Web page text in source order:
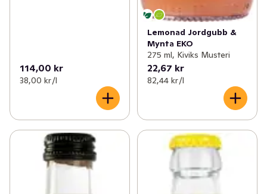
114,00 kr
38,00 kr /l
Lemonad Jordgubb &
Mynta EKO
275 ml, Kiviks Musteri
22,67 kr
82,44 kr /l